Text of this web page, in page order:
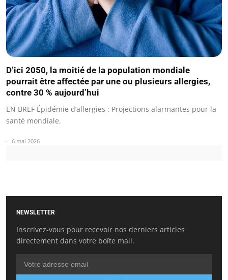
D’ici 2050, la moitié de la population mondiale
pourrait être affectée par une ou plusieurs allergies,
contre 30 % aujourd’hui
EN BREF Épidémie d’allergies : Projections alarmantes pour la
santé mondiale.
6 mai 2026
NEWSLETTER
Inscrivez-vous pour recevoir nos derniers articles
directement dans votre boîte mail.